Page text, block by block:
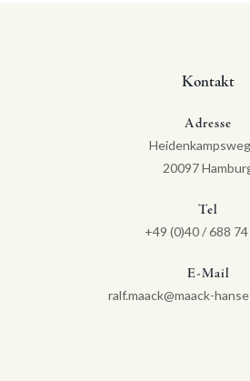
Kontakt
Adresse
20097
Tel
+49 (0)40 / 688
E-Mail
ralf.maack@maack-